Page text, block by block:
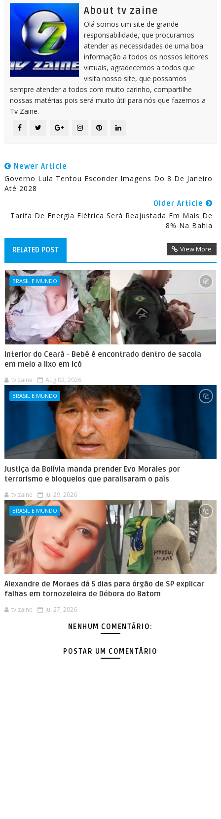
About tv zaine
Olá somos um site de grande
responsabilidade, que procuramos
atender as necessidades de uma boa
informação a todos os nossos leitores
virtuais, agradecemos a todos que
visita nosso site, que possamos
sempre atender a todos com muito carinho, compartilhe
nossas matérias pois será muito útil para nós que fazemos a
Tv Zaine.
Newer Article
Governo Lula Tentou Esconder Imagens Do 8 De Janeiro
Até 2028
Older Article
Tarifa De Energia Elétrica Será Reajustada Em Mais De
8% Na Bahia
RELATED POST View More
BRASIL E MUNDO
Interior do Ceará - Bebê é encontrado dentro de sacola
em meio a lixo em Icó
tv zaine Aug 02, 2026
BRASIL E MUNDO
Justiça da Bolívia manda prender Evo Morales por
terrorismo e bloqueios que paralisaram o país
tv zaine Jul 29, 2026
BRASIL E MUNDO
Alexandre de Moraes dá 5 dias para órgão de SP explicar
falhas em tornozeleira de Débora do Batom
tv zaine Jul 27, 2026
NENHUM COMENTÁRIO:
POSTAR UM COMENTÁRIO